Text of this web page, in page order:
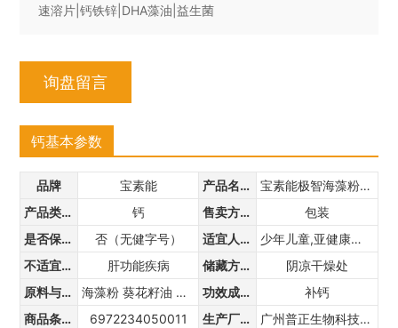
速溶片|钙铁锌|DHA藻油|益生菌
询盘留言
钙基本参数
品牌 宝素能 产品名称
宝素能极智海藻粉高钙凝胶糖果
产品类别
钙 售卖方式
包装
是否保健食品
否（无健字号） 适宜人群
少年儿童,亚健康人群,中老年,孕产妇,婴幼儿,三高人群
不适宜人群
肝功能疾病 储藏方法
阴凉干燥处
原料与配料
海藻粉 葵花籽油 明胶 甘油 木糖醇 水等 功效成分
补钙
商品条形码
6972234050011 生产厂家
广州普正生物科技有限公司